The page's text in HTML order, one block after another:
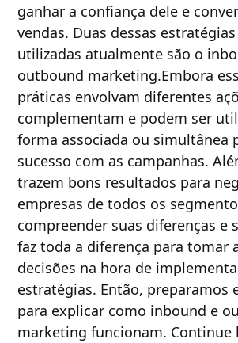
ganhar a confiança dele e
vendas. Duas dessas
utilizadas atualmente são o
outbound marketing.Embora
práticas envolvam diferentes
complementam e podem ser
forma associada ou simultânea
sucesso com as campanhas.
trazem bons resultados para
empresas de todos os
compreender suas diferenças e
faz toda a diferença para tomar
decisões na hora de
estratégias. Então, preparamos
para explicar como inbound e
marketing funcionam. Continue